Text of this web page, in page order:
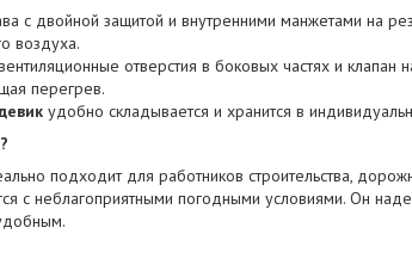
с двойной защитой и внутренними манжетами на
воздуха.
отверстия в боковых частях и клапан
перегрев.
удобно складывается и хранится в
подходит для работников строительства,
с неблагоприятными погодными условиями. Он